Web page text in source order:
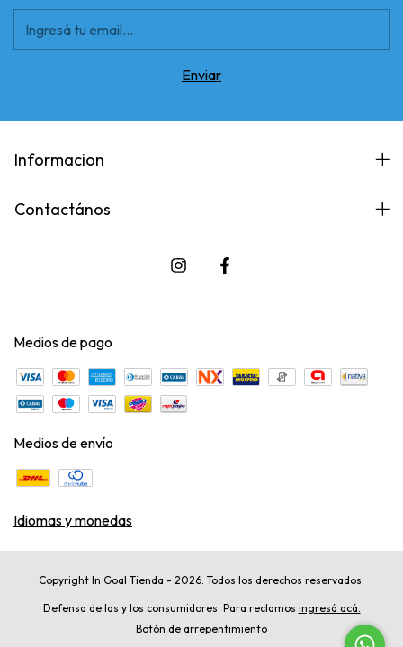
Informacion
Contactános
Medios de pago
Medios de envío
Idiomas y monedas
Copyright In Goal Tienda - 2026. Todos los derechos reservados.
Defensa de las y los consumidores. Para reclamos ingresá acá.
Botón de arrepentimiento